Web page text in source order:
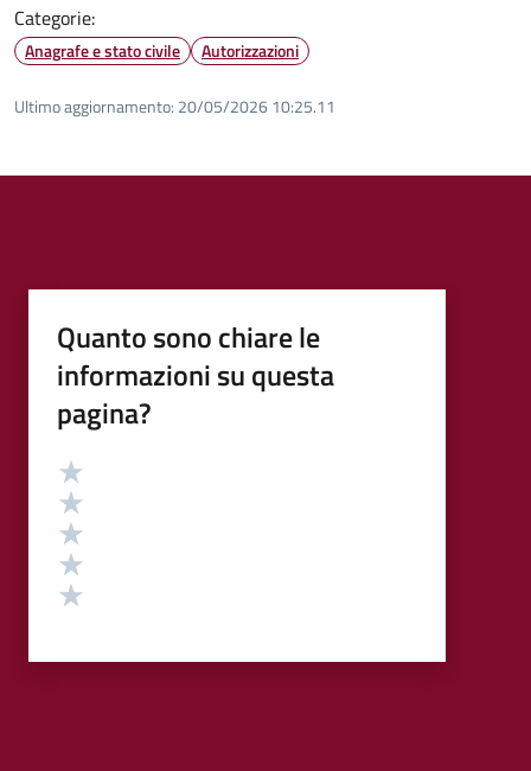
Categorie:
Anagrafe e stato civile Autorizzazioni
Ultimo aggiornamento: 20/05/2026 10:25.11
Quanto sono chiare le
informazioni su questa
pagina?
Valutazione